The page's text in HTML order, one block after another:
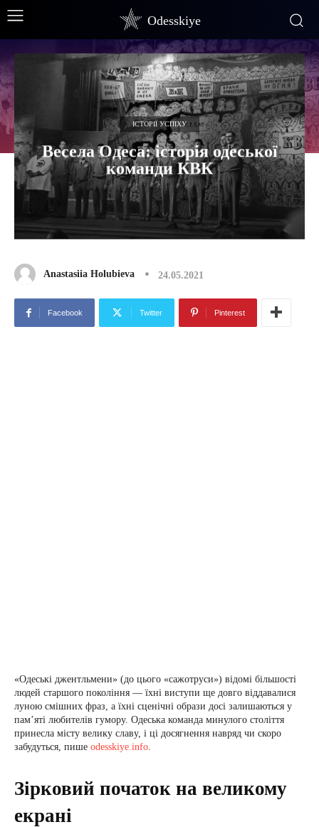
Odesskiye
ІСТОРІЇ УСПІХУ
Весела Одеса: історія одеської
команди КВК
Anastasiia Holubieva 24.05.2021
Facebook Twitter Pinterest
«Одеські джентльмени» (до цього «сажотруси») відомі більшості
людей старшого покоління — їхні виступи ще довго віддавалися
луною смішних фраз, а їхні сценічні образи досі залишаються у
пам’яті любителів гумору. Одеська команда минулого століття
принесла місту велику славу, і ці досягнення навряд чи скоро
забудуться, пише odesskiye.info.
Зірковий початок на великому
екрані